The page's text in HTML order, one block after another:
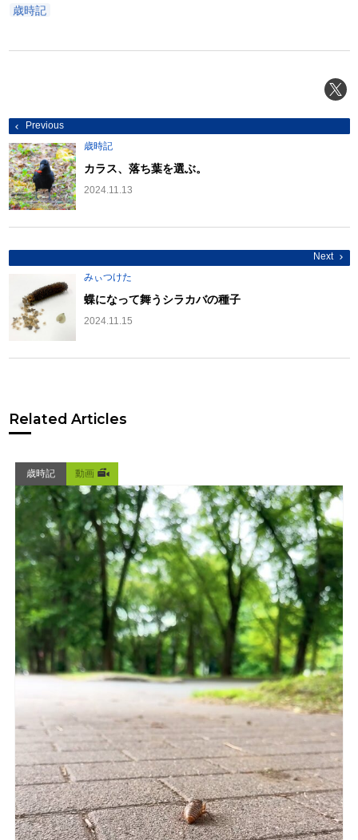
歳時記
投
稿
ナ
ビ
ゲ
ー
シ
ョ
ン
Previous
歳時記
カラス、落ち葉を選ぶ。
2024.11.13
Next
みぃつけた
蝶になって舞うシラカバの種子
2024.11.15
Related Articles
歳時記 動画